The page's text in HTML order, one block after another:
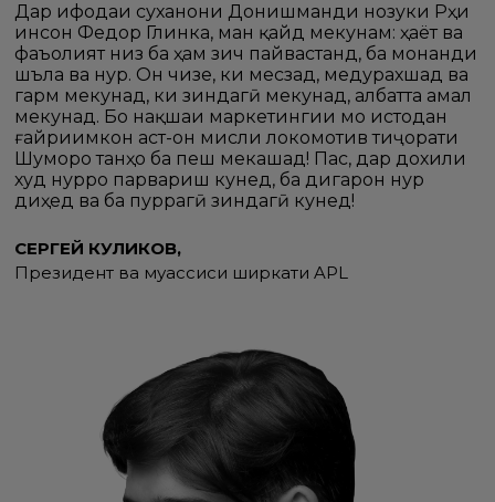
Дар ифодаи суханони Донишманди нозуки Рӯҳи
инсон Федор Глинка, ман қайд мекунам: ҳаёт ва
фаъолият низ ба ҳам зич пайвастанд, ба монанди
шӯъла ва нур. Он чизе, ки месӯзад, медурахшад ва
гарм мекунад, ки зиндагӣ мекунад, албатта амал
мекунад. Бо нақшаи маркетингии мо истодан
ғайриимкон аст-он мисли локомотив тиҷорати
Шуморо танҳо ба пеш мекашад! Пас, дар дохили
худ нурро парвариш кунед, ба дигарон нур
диҳед ва ба пуррагӣ зиндагӣ кунед!
СЕРГЕЙ КУЛИКОВ,
Президент ва муассиси ширкати APL